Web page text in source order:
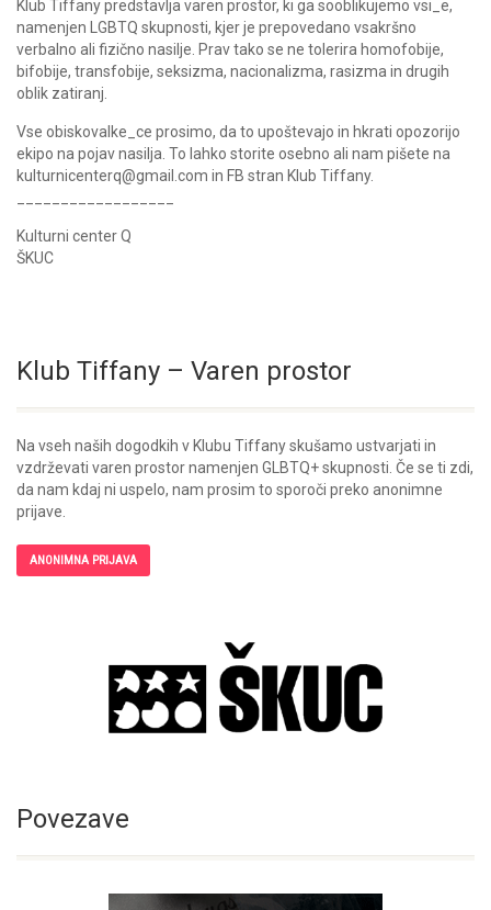
Klub Tiffany predstavlja varen prostor, ki ga sooblikujemo vsi_e,
namenjen LGBTQ skupnosti, kjer je prepovedano vsakršno
verbalno ali fizično nasilje. Prav tako se ne tolerira homofobije,
bifobije, transfobije, seksizma, nacionalizma, rasizma in drugih
oblik zatiranj.
Vse obiskovalke_ce prosimo, da to upoštevajo in hkrati opozorijo
ekipo na pojav nasilja. To lahko storite osebno ali nam pišete na
kulturnicenterq@gmail.com in FB stran Klub Tiffany.
Kulturni center Q
ŠKUC
Klub Tiffany – Varen prostor
Na vseh naših dogodkih v Klubu Tiffany skušamo ustvarjati in
vzdrževati varen prostor namenjen GLBTQ+ skupnosti. Če se ti zdi,
da nam kdaj ni uspelo, nam prosim to sporoči preko anonimne
prijave.
ANONIMNA PRIJAVA
Povezave